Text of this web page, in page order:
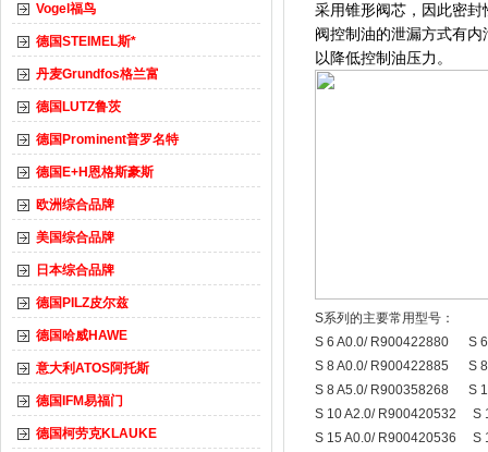
Vogel福鸟
德国STEIMEL斯*
丹麦Grundfos格兰富
德国LUTZ鲁茨
德国Prominent普罗名特
德国E+H恩格斯豪斯
欧洲综合品牌
美国综合品牌
日本综合品牌
德国PILZ皮尔兹
德国哈威HAWE
意大利ATOS阿托斯
德国IFM易福门
德国柯劳克KLAUKE
采用锥形阀芯，因此密
阀控制油的泄漏方式有
以降低控制油压力。
S系列的主要常用型号：
S 6 A0.0/ R900422880 S
S 8 A0.0/ R900422885 S
S 8 A5.0/ R900358268 S
S 10 A2.0/ R900420532 S
S 15 A0.0/ R900420536 S